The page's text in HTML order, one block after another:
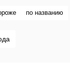
по названию